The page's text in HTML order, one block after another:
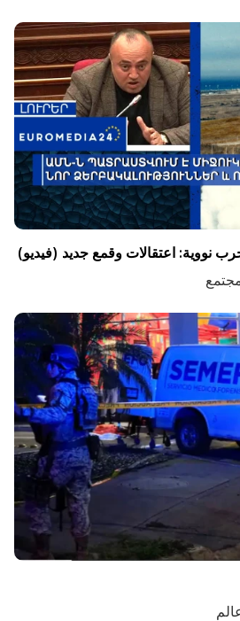
نووية: اعتقالات وقمع جديد (فيديو)